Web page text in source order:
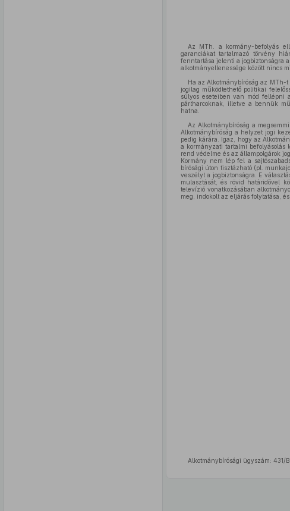
Az MTh. a kormány-befolyás
garanciákat tartalmazó törvény
fenntartása jelenti a jogbiztonságra
alkotmányellenessége között nincs
Ha az Alkotmánybíróság az
jogilag működtethető politikai
súlyos eseteiben van mód fellépni
pártharcoknak, illetve a bennük
hatna.
Az Alkotmánybíróság a
Alkotmánybíróság a helyzet jogi
pedig kárára. Igaz, hogy az
a kormányzati tartalmi befolyásolás
rend védelme és az állampolgárok
Kormány nem lép fel a
bírósági úton tisztázható (pl.
veszélyt a jogbiztonságra. E
mulasztását, és rövid határidővel
televízió vonatkozásában
meg, indokolt az eljárás folytatása,
Alkotmánybírósági ügyszám: 431/